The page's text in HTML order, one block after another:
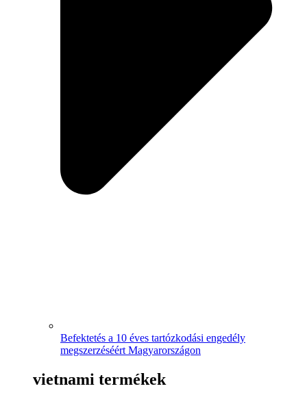
Befektetés a 10 éves tartózkodási engedély
megszerzéséért Magyarországon
vietnami termékek